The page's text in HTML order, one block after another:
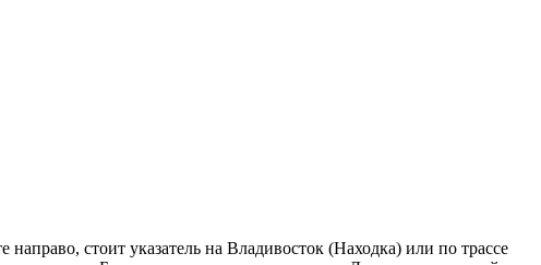
стоит указатель на Владивосток (Находка) или по трассе